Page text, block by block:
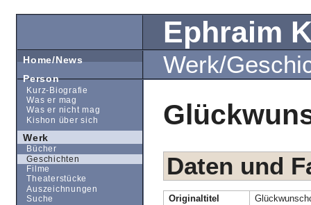
Ephraim
Werk/
Daten und
Originaltitel
Home/News
Person
Kurz-Biografie
Was er mag
Was er nicht mag
Kishon über sich
Werk
Bücher
Geschichten
Filme
Theaterstücke
Auszeichnungen
Suche